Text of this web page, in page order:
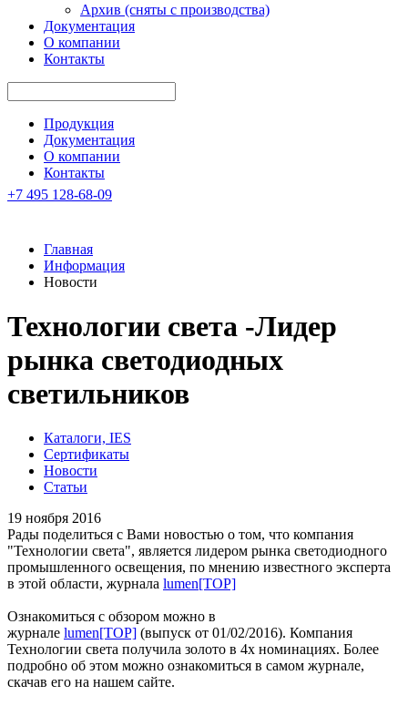
Архив (сняты с производства)
Документация
О компании
Контакты
Продукция
Документация
О компании
Контакты
+7 495 128-68-09
Главная
Информация
Новости
Технологии света -Лидер
рынка светодиодных
светильников
Каталоги, IES
Сертификаты
Новости
Статьи
19 ноября 2016
Рады поделиться с Вами новостью о том, что компания
"Технологии света", является лидером рынка светодиодного
промышленного освещения, по мнению известного эксперта
в этой области, журнала lumen[TOP]
Ознакомиться с обзором можно в
журнале lumen[TOP] (выпуск от 01/02/2016). Компания
Технологии света получила золото в 4х номинациях. Более
подробно об этом можно ознакомиться в самом журнале,
скачав его на нашем сайте.